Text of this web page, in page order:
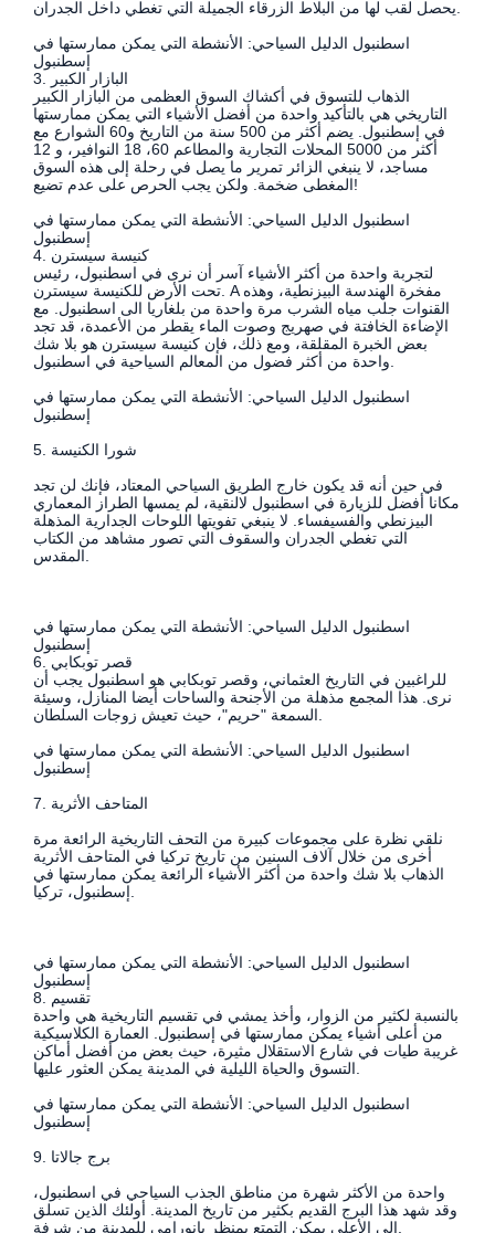
اسطنبول الدليل السياحي: الأنشطة التي يمكن ممارستها في
إسطنبول
3. البازار الكبير
الذهاب للتسوق في أكشاك السوق العظمى من البازار الكبير
التاريخي هي بالتأكيد واحدة من أفضل الأشياء التي يمكن ممارستها
في إسطنبول. يضم أكثر من 500 سنة من التاريخ و60 الشوارع مع
أكثر من 5000 المحلات التجارية والمطاعم 60، 18 النوافير، و 12
مساجد، لا ينبغي الزائر تمرير ما يصل في رحلة إلى هذه السوق
المغطى ضخمة. ولكن يجب الحرص على عدم تضيع!
اسطنبول الدليل السياحي: الأنشطة التي يمكن ممارستها في
إسطنبول
4. كنيسة سيسترن
لتجربة واحدة من أكثر الأشياء آسر أن نرى في اسطنبول، رئيس
تحت الأرض للكنيسة سيسترن. A مفخرة الهندسة البيزنطية، وهذه
القنوات جلب مياه الشرب مرة واحدة من بلغاريا الى اسطنبول. مع
الإضاءة الخافتة في صهريج وصوت الماء يقطر من الأعمدة، قد تجد
بعض الخبرة المقلقة، ومع ذلك، فإن كنيسة سيسترن هو بلا شك
اسطنبول الدليل السياحي: الأنشطة التي يمكن ممارستها في
إسطنبول
5. شورا الكنيسة
في حين أنه قد يكون خارج الطريق السياحي المعتاد، فإنك لن تجد
مكانا أفضل للزيارة في اسطنبول لالنقية، لم يمسها الطراز المعماري
البيزنطي والفسيفساء. لا ينبغي تفويتها اللوحات الجدارية المذهلة
التي تغطي الجدران والسقوف التي تصور مشاهد من الكتاب
اسطنبول الدليل السياحي: الأنشطة التي يمكن ممارستها في
إسطنبول
6. قصر توبكابي
للراغبين في التاريخ العثماني، وقصر توبكابي هو اسطنبول يجب أن
نرى. هذا المجمع مذهلة من الأجنحة والساحات أيضا المنازل، وسيئة
اسطنبول الدليل السياحي: الأنشطة التي يمكن ممارستها في
إسطنبول
7. المتاحف الأثرية
نلقي نظرة على مجموعات كبيرة من التحف التاريخية الرائعة مرة
أخرى من خلال آلاف السنين من تاريخ تركيا في المتاحف الأثرية
الذهاب بلا شك واحدة من أكثر الأشياء الرائعة يمكن ممارستها في
اسطنبول الدليل السياحي: الأنشطة التي يمكن ممارستها في
إسطنبول
8. تقسيم
بالنسبة لكثير من الزوار، وأخذ يمشي في تقسيم التاريخية هي واحدة
من أعلى أشياء يمكن ممارستها في إسطنبول. العمارة الكلاسيكية
غريبة طيات في شارع الاستقلال مثيرة، حيث بعض من أفضل أماكن
اسطنبول الدليل السياحي: الأنشطة التي يمكن ممارستها في
إسطنبول
9. برج جالاتا
واحدة من الأكثر شهرة من مناطق الجذب السياحي في اسطنبول،
وقد شهد هذا البرج القديم بكثير من تاريخ المدينة. أولئك الذين تسلق